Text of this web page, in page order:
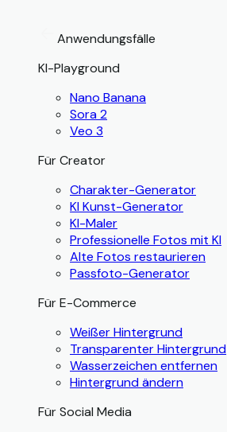
Anwendungsfälle
KI-Playground
Nano Banana
Sora 2
Veo 3
Für Creator
Charakter-Generator
KI Kunst-Generator
KI-Maler
Professionelle Fotos mit KI
Alte Fotos restaurieren
Passfoto-Generator
Für E-Commerce
Weißer Hintergrund
Transparenter Hintergrund
Wasserzeichen entfernen
Hintergrund ändern
Für Social Media